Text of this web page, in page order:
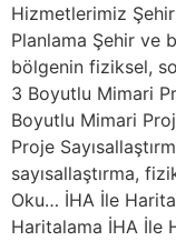
Hizmetlerimiz
Planlama Şehir ve
bölgenin fiziksel,
3 Boyutlu Mimari
Boyutlu Mimari
Proje
sayısallaştırma,
Oku… İHA İle
Haritalama İHA İle